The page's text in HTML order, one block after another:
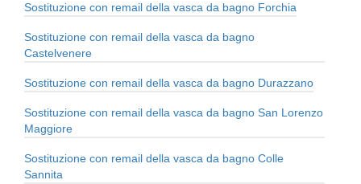
Sostituzione con remail della vasca da bagno Forchia
Sostituzione con remail della vasca da bagno
Castelvenere
Sostituzione con remail della vasca da bagno Durazzano
Sostituzione con remail della vasca da bagno San Lorenzo
Maggiore
Sostituzione con remail della vasca da bagno Colle
Sannita